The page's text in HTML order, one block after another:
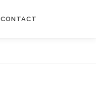
CONTACT